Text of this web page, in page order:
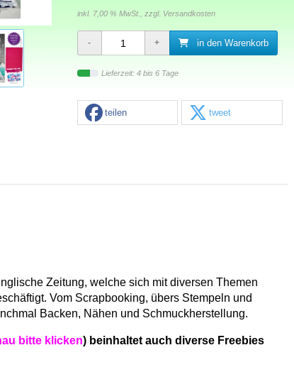
inkl. 7,00 % MwSt., zzgl. Versandkosten
in den Warenkorb
Lieferzeit: 4 bis 6 Tage
teilen tweet
Zeitung, welche sich mit diversen Themen
Vom Scrapbooking, übers Stempeln und
Backen, Nähen und Schmuckherstellung.
bitte klicken) beinhaltet auch diverse Freebies